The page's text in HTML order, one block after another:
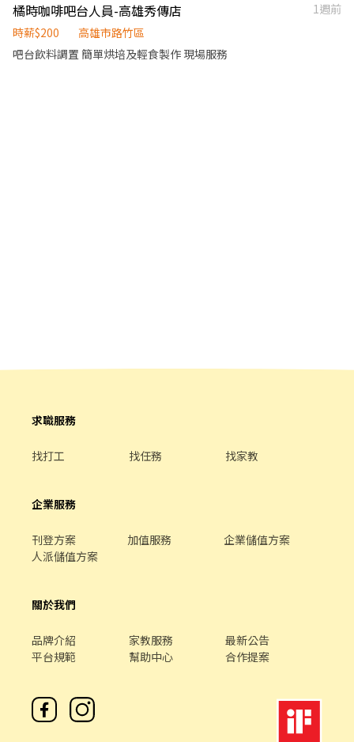
&週領！ 📍 上班地點 高雄市岡山區本工一路
▬▬▬▬▬▬▬▬▬【快速報名】▬▬▬▬▬▬▬▬▬ ❤️ 𝑳𝒊𝒏𝒆 🆔：
@796hjnnn 明熙－Molly 茉莉
橘時咖啡吧台人員-高雄秀傳店
1週前
時薪$200
高雄市路竹區
吧台飲料調置 簡單烘培及輕食製作 現場服務
求職服務
找打工 找任務 找家教
企業服務
刊登方案 加值服務
企業儲值方案
人派儲值方案
關於我們
品牌介紹 家教服務
最新公告
平台規範
幫助中心 合作提案